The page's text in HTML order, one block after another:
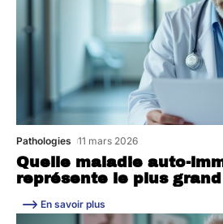
Quelle maladie auto-
représente le plus
Pathologies 11 mars 2026
En savoir plus